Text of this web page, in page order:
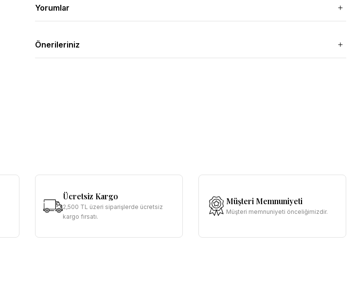
Yorumlar
Önerileriniz
Ücretsiz Kargo
2,500 TL üzeri siparişlerde ücretsiz
kargo fırsatı.
Müşteri Memnuniyeti
Müşteri memnuniyeti önceliğimizdir.